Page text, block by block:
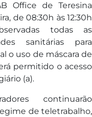
Office de Teresina
de 08:30h às 12:30h
todas as
sanitárias para
o uso de máscara de
permitido o acesso
(a).
continuarão
de teletrabalho,